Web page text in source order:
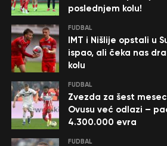
poslednjem kolu!
FUDBAL
IMT i Nišlije opstali u
ispao, ali čeka nas
kolu
FUDBAL
Zvezda za šest
Ovusu već odlazi –
4.300.000 evra
FUDBAL